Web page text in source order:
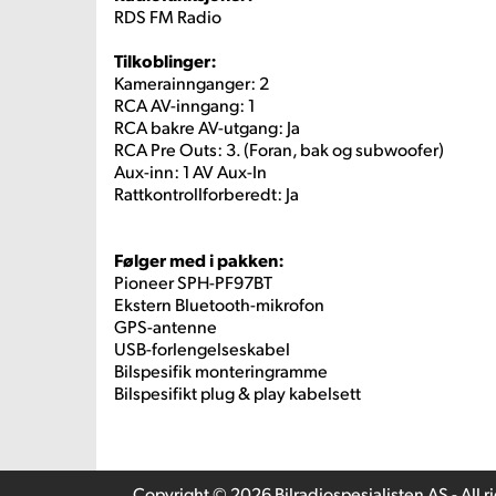
RDS FM Radio
Tilkoblinger:
Kamerainnganger: 2
RCA AV-inngang: 1
RCA bakre AV-utgang: Ja
RCA Pre Outs: 3. (Foran, bak og subwoofer)
Aux-inn: 1 AV Aux-In
Rattkontrollforberedt: Ja
Følger med i pakken:
Pioneer SPH-PF97BT
Ekstern Bluetooth-mikrofon
GPS-antenne
USB-forlengelseskabel
Bilspesifik monteringramme
Bilspesifikt plug & play kabelsett